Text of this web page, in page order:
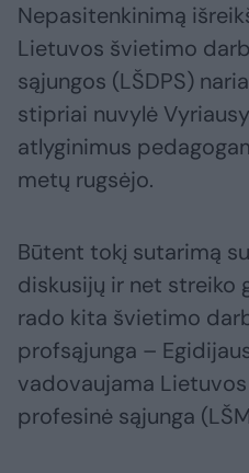
Nepasitenkinimą
Lietuvos švietimo
sąjungos (LŠDPS)
stipriai nuvylė
atlyginimus
metų rugsėjo.
Būtent tokį sutarimą
diskusijų ir net streiko
rado kita švietimo
profsąjunga –
vadovaujama
profesinė sąjunga